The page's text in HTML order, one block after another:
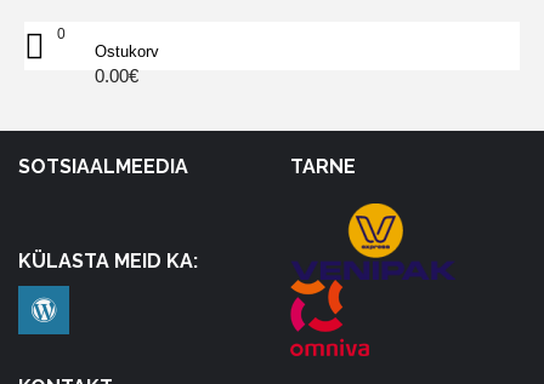
Ostukorv
0.00€
0
SOTSIAALMEEDIA
KÜLASTA MEID KA:
TARNE